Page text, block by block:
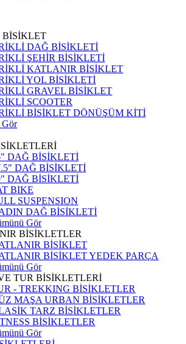
DAĞ BİSİKLETİ
ŞEHİR BİSİKLETİ
KATLANIR BİSİKLET
YOL BİSİKLETİ
GRAVEL BİSİKLET
SCOOTER
BİSİKLET DÖNÜŞÜM KİTİ
Gör
DAĞ BİSİKLETİ
DAĞ BİSİKLETİ
DAĞ BİSİKLETİ
BIKE
SUSPENSION
DAĞ BİSİKLETİ
Gör
BİSİKLETLER
BİSİKLET
BİSİKLET YEDEK PARÇA
Gör
TUR BİSİKLETLERİ
- TREKKING BİSİKLETLER
MAŞA URBAN BİSİKLETLER
TARZ BİSİKLETLER
BİSİKLETLER
Gör